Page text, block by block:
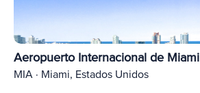
Aeropuerto Internacional de Miami
MIA · Miami, Estados Unidos